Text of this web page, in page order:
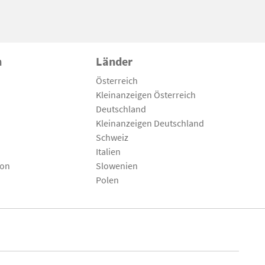
Länder
Österreich
Kleinanzeigen Österreich
Deutschland
Kleinanzeigen Deutschland
Schweiz
Italien
Slowenien
Polen